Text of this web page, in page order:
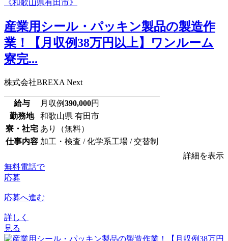
産業用シール・パッキン製品の製造作
業！【月収例38万円以上】ワンルーム
寮完...
株式会社BREXA Next
給与 月収例390,000円
勤務地
和歌山県 有田市
寮・社宅 あり（無料）
仕事内容 加工・検査 / 化学系工場 / 交替制
詳細を表示
無料電話で
応募
応募へ進む
詳しく
見る